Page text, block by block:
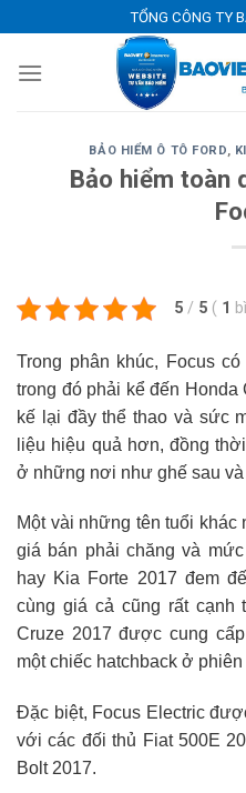
to
content
TỔNG CÔNG TY
BẢO HIỂM Ô TÔ FORD,
Bảo hiểm toàn
5 / 5 ( 1
Trong phân khúc, Focus
trong đó phải kể đến
kế lại đầy thể thao và sức
liệu hiệu quả hơn, đồng
ở những nơi như ghế sau
Một vài những tên tuổi
giá bán phải chăng và
hay Kia Forte 2017 đem
cùng giá cả cũng rất cạnh
Cruze 2017 được cung
một chiếc hatchback ở phiên
Đặc biệt, Focus Electric
với các đối thủ Fiat 500E
Bolt 2017.